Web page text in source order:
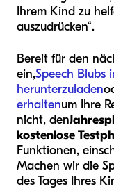
Ihrem Kind zu
auszudrücken“.
Bereit für den
ein,Speech Blubs
herunterzuladen
erhaltenum Ihre
nicht, den
kostenlose
Funktionen,
Machen wir die
des Tages Ihres